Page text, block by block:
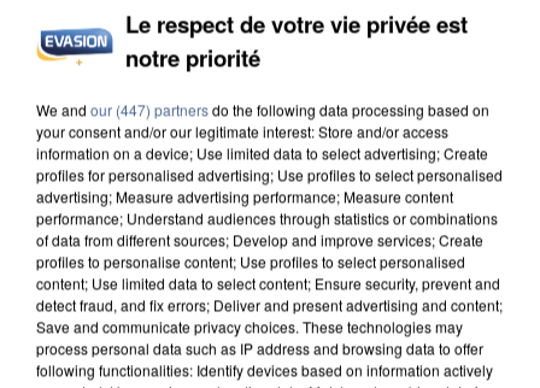
Le respect de votre vie privée est
notre priorité
We and our (447) partnersdo the following data processing based on
your consent and/or our legitimate interest: Store and/or access
information on a device; Use limited data to select advertising; Create
profiles for personalised advertising; Use profiles to select personalised
advertising; Measure advertising performance; Measure content
performance; Understand audiences through statistics or combinations
of data from different sources; Develop and improve services; Create
profiles to personalise content; Use profiles to select personalised
content; Use limited data to select content; Ensure security, prevent and
detect fraud, and fix errors; Deliver and present advertising and content;
Save and communicate privacy choices. These technologies may
process personal data such as IP address and browsing data to offer
following functionalities: Identify devices based on information actively